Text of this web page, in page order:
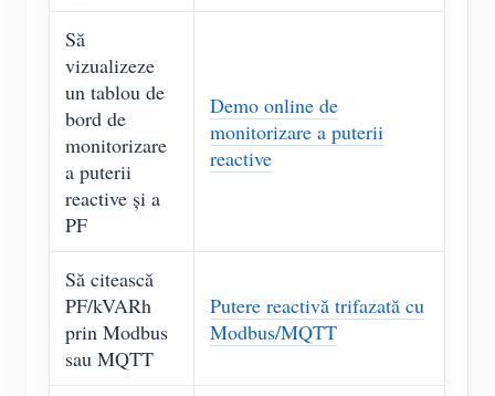
Să
vizualizeze
un tablou de
bord de
monitorizare
a puterii
reactive și a
PF
Demo online de
monitorizare a puterii
reactive
Să citească
PF/kVARh
prin Modbus
sau MQTT
Putere reactivă trifazată cu
Modbus/MQTT